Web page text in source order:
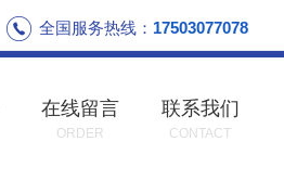
全国服务热线： 17503077078
在线留言
ORDER
联系我们
CONTACT